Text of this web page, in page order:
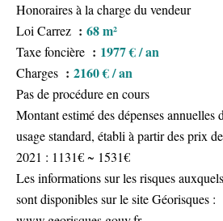
Honoraires à la charge du vendeur
Loi Carrez
68 m²
Taxe foncière 1977 € / an
Charges 2160 € / an
Pas de procédure en cours
Montant estimé des dépenses annuelles
usage standard, établi à partir des prix
2021 : 1131€ ~ 1531€
Les informations sur les risques
sont disponibles sur le site Géorisques :